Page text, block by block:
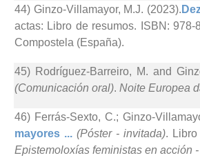
44) Ginzo-Villamayor, M.J. (2023).
actas: Libro de resumos. ISBN:
Compostela (España).
45) Rodríguez-Barreiro, M. and
(Comunicación oral). Noite Europea
46) Ferrás-Sexto, C.; Ginzo-
mayores ...(Póster - invitada).
Epistemoloxías feministas en acción